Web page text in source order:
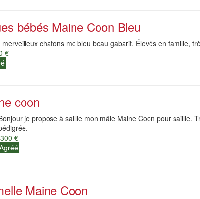
bébés Maine Coon Bleu
merveilleux chatons mc bleu beau gabarit. Élevés en famille,
€
coon
je propose à saillie mon mâle Maine Coon pour saillie.
300 €
Agréé
Maine Coon